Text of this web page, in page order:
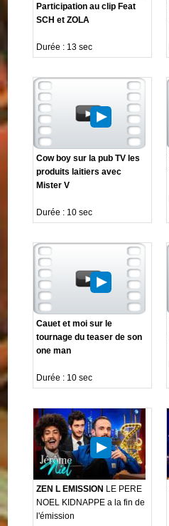
Participation au clip Feat
SCH et ZOLA
Durée : 13 sec
Cow boy sur la pub TV les
produits laitiers avec
Mister V
Durée : 10 sec
Cauet et moi sur le
tournage du teaser de son
one man
Durée : 10 sec
ZEN L EMISSION LE PERE
NOEL KIDNAPPE a la fin de
l'émission